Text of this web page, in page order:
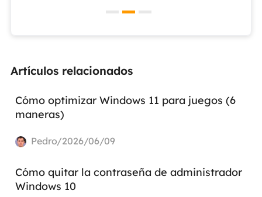
Artículos relacionados
Cómo optimizar Windows 11 para juegos (6
maneras)
Pedro/2026/06/09
Cómo quitar la contraseña de administrador
Windows 10